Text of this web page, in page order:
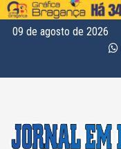
09 de agosto de 2026